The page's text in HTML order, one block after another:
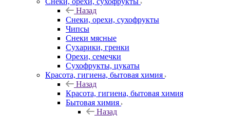
Назад
Снеки, орехи, сухофрукты
Чипсы
Снеки мясные
Сухарики, гренки
Орехи, семечки
Сухофрукты, цукаты
Красота, гигиена, бытовая химия
Назад
Красота, гигиена, бытовая химия
Бытовая химия
Назад